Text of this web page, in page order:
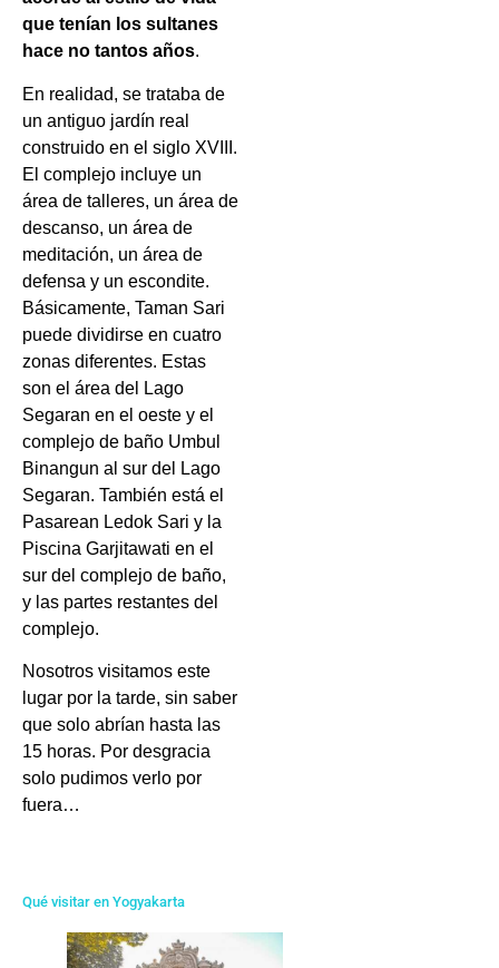
que tenían los sultanes
hace no tantos años.
En realidad, se trataba de
un antiguo jardín real
construido en el siglo XVIII.
El complejo incluye un
área de talleres, un área de
descanso, un área de
meditación, un área de
defensa y un escondite.
Básicamente, Taman Sari
puede dividirse en cuatro
zonas diferentes. Estas
son el área del Lago
Segaran en el oeste y el
complejo de baño Umbul
Binangun al sur del Lago
Segaran. También está el
Pasarean Ledok Sari y la
Piscina Garjitawati en el
sur del complejo de baño,
y las partes restantes del
complejo.
Nosotros visitamos este
lugar por la tarde, sin saber
que solo abrían hasta las
15 horas. Por desgracia
solo pudimos verlo por
fuera…
Qué visitar en Yogyakarta